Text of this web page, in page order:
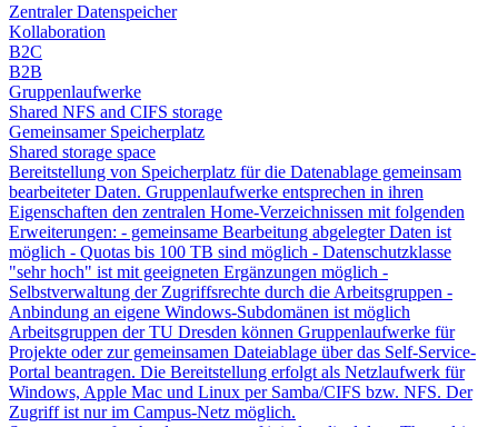
Zentraler Datenspeicher
Kollaboration
B2C
B2B
Gruppenlaufwerke
Shared NFS and CIFS storage
Gemeinsamer Speicherplatz
Shared storage space
Bereitstellung von Speicherplatz für die Datenablage gemeinsam
bearbeiteter Daten. Gruppenlaufwerke entsprechen in ihren
Eigenschaften den zentralen Home-Verzeichnissen mit folgenden
Erweiterungen: - gemeinsame Bearbeitung abgelegter Daten ist
möglich - Quotas bis 100 TB sind möglich - Datenschutzklasse
"sehr hoch" ist mit geeigneten Ergänzungen möglich -
Selbstverwaltung der Zugriffsrechte durch die Arbeitsgruppen -
Anbindung an eigene Windows-Subdomänen ist möglich
Arbeitsgruppen der TU Dresden können Gruppenlaufwerke für
Projekte oder zur gemeinsamen Dateiablage über das Self-Service-
Portal beantragen. Die Bereitstellung erfolgt als Netzlaufwerk für
Windows, Apple Mac und Linux per Samba/CIFS bzw. NFS. Der
Zugriff ist nur im Campus-Netz möglich.